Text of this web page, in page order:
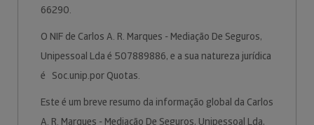
66290.
O NIF de Carlos A. R. Marques - Mediação De Seguros,
Unipessoal Lda é 507889886, e a sua natureza jurídica
é Soc.unip.por Quotas.
Este é um breve resumo da informação global da Carlos
A. R. Marques - Mediação De Seguros, Unipessoal Lda,